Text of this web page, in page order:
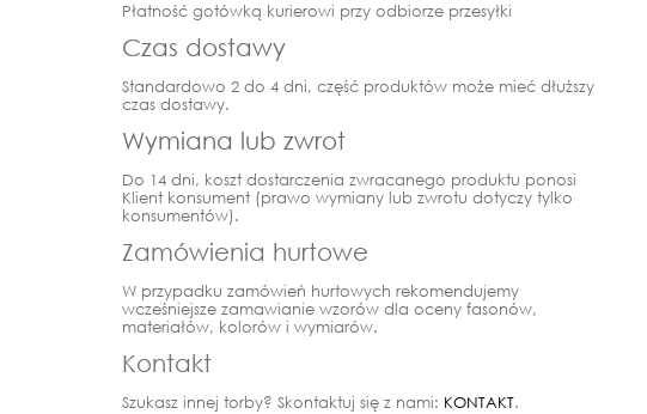
Płatność gotówką kurierowi przy odbiorze przesyłki
Czas dostawy
Standardowo 2 do 4 dni, część produktów może mieć dłuższy
czas dostawy.
Wymiana lub zwrot
Do 14 dni, koszt dostarczenia zwracanego produktu ponosi
Klient konsument (prawo wymiany lub zwrotu dotyczy tylko
konsumentów).
Zamówienia hurtowe
W przypadku zamówień hurtowych rekomendujemy
wcześniejsze zamawianie wzorów dla oceny fasonów,
materiałów, kolorów i wymiarów.
Kontakt
Szukasz innej torby? Skontaktuj się z nami: KONTAKT.